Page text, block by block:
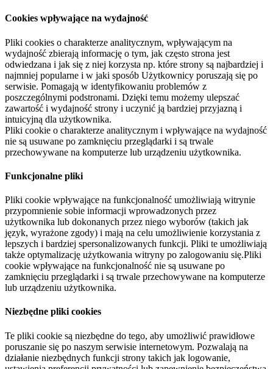
Cookies wpływające na wydajność
Pliki cookies o charakterze analitycznym, wpływającym na
wydajność zbierają informację o tym, jak często strona jest
odwiedzana i jak się z niej korzysta np. które strony są najbardziej i
najmniej popularne i w jaki sposób Użytkownicy poruszają się po
serwisie. Pomagają w identyfikowaniu problemów z
poszczególnymi podstronami. Dzięki temu możemy ulepszać
zawartość i wydajność strony i uczynić ją bardziej przyjazną i
intuicyjną dla użytkownika.
Pliki cookie o charakterze analitycznym i wpływające na wydajność
nie są usuwane po zamknięciu przeglądarki i są trwale
przechowywane na komputerze lub urządzeniu użytkownika.
Funkcjonalne pliki
Pliki cookie wpływające na funkcjonalność umożliwiają witrynie
przypomnienie sobie informacji wprowadzonych przez
użytkownika lub dokonanych przez niego wyborów (takich jak
język, wyrażone zgody) i mają na celu umożliwienie korzystania z
lepszych i bardziej spersonalizowanych funkcji. Pliki te umożliwiają
także optymalizację użytkowania witryny po zalogowaniu się.Pliki
cookie wpływające na funkcjonalność nie są usuwane po
zamknięciu przeglądarki i są trwale przechowywane na komputerze
lub urządzeniu użytkownika.
Niezbędne pliki cookies
Te pliki cookie są niezbędne do tego, aby umożliwić prawidłowe
poruszanie się po naszym serwisie internetowym. Pozwalają na
działanie niezbędnych funkcji strony takich jak logowanie,